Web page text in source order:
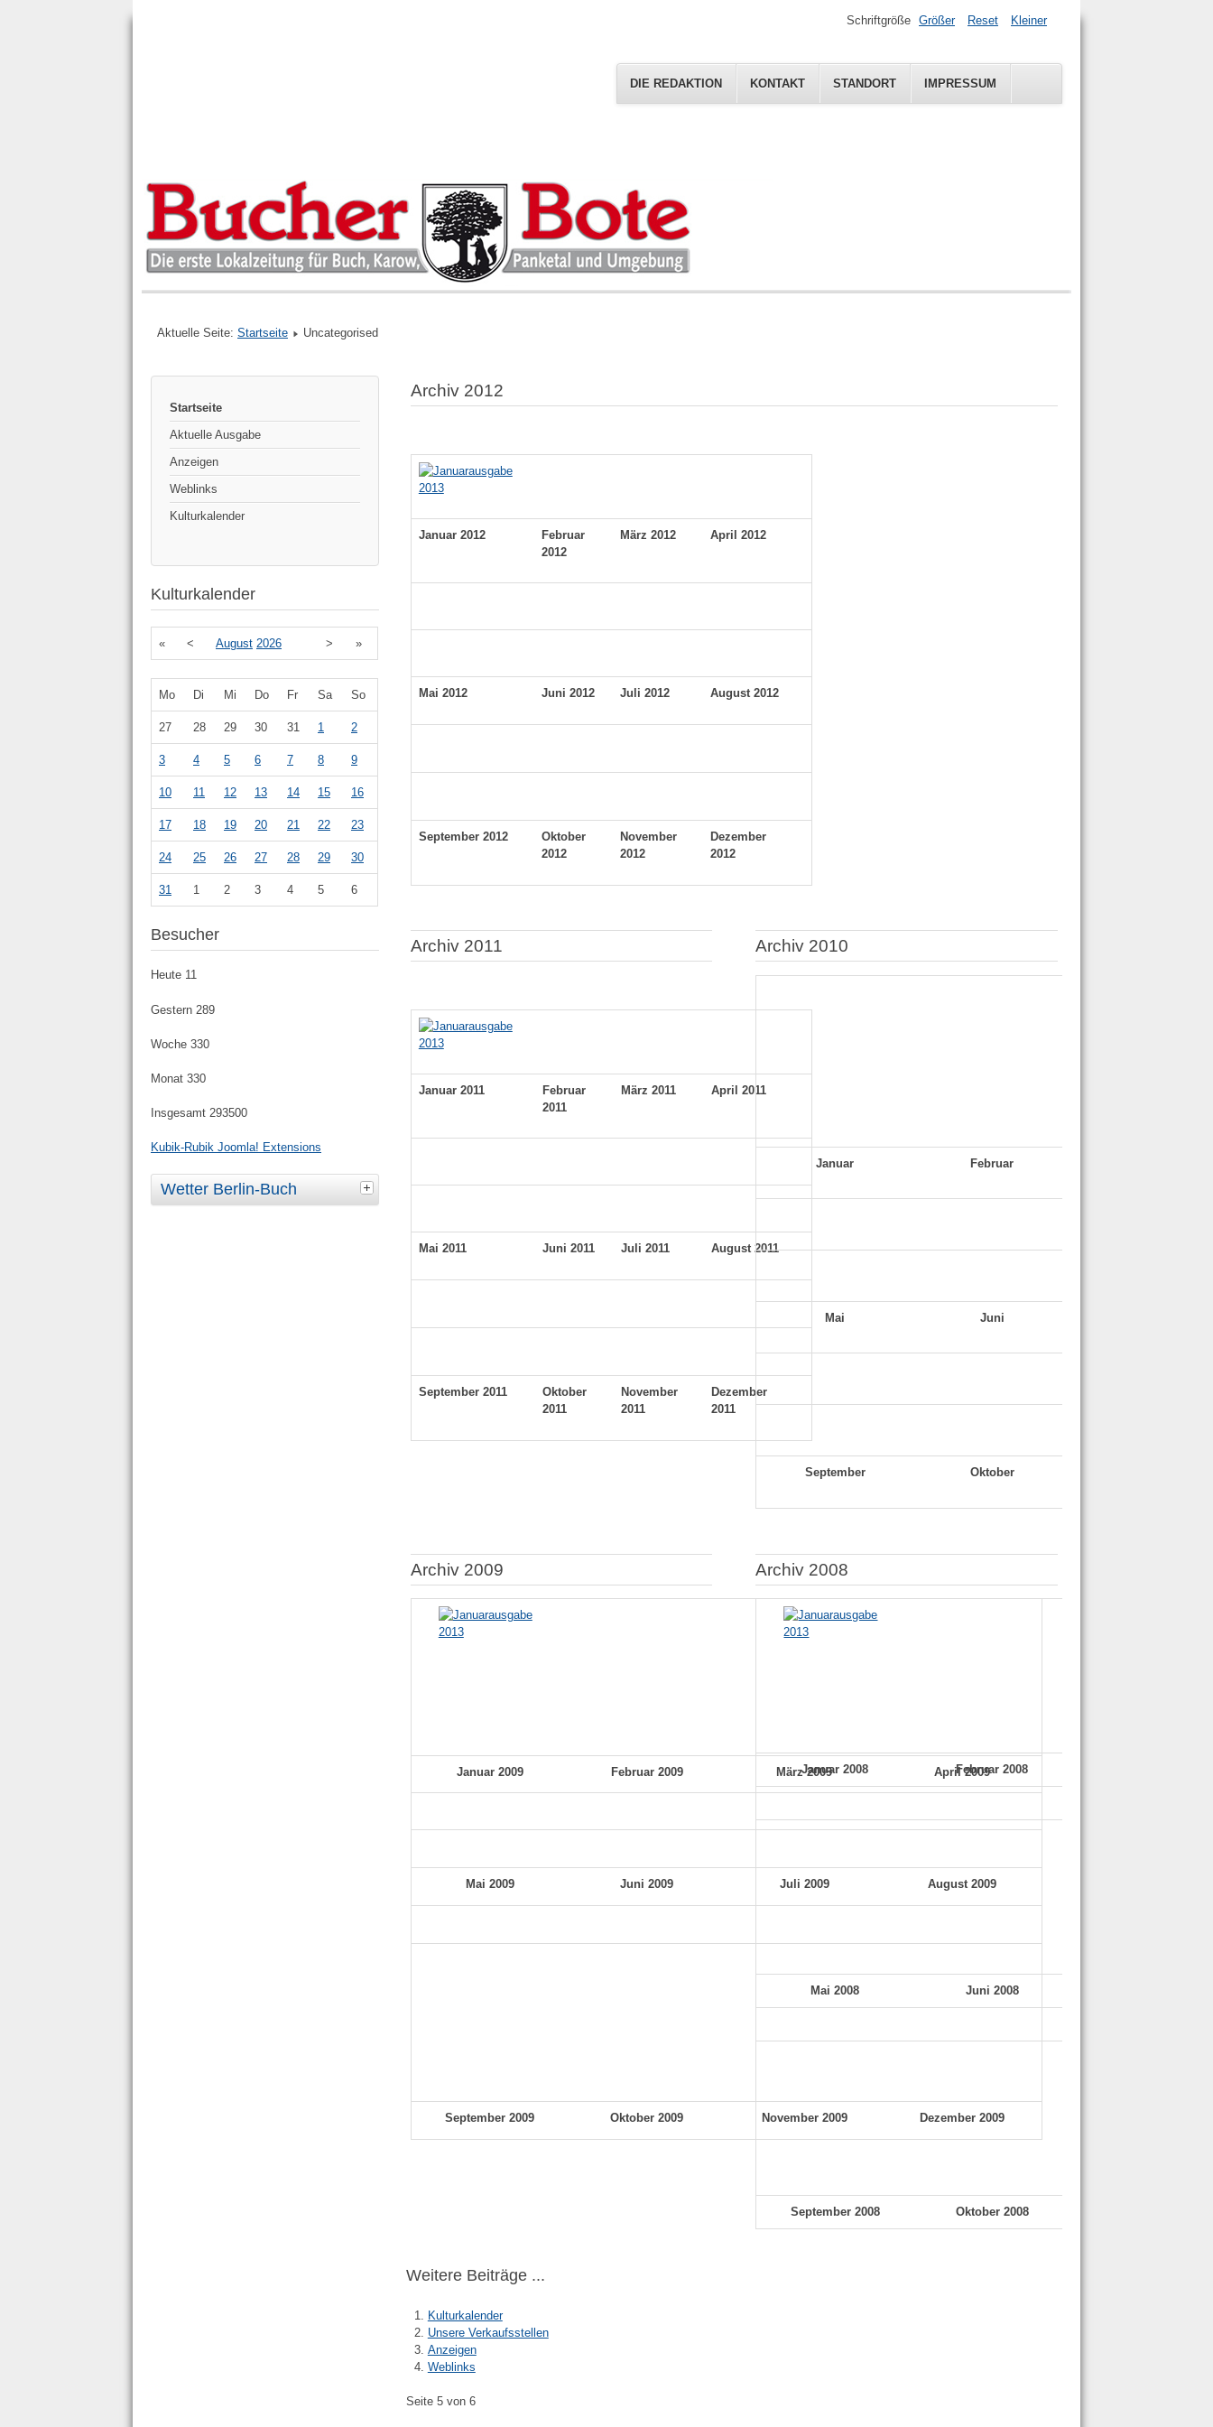
Schriftgröße Größer Reset Kleiner
DIE REDAKTION KONTAKT STANDORT IMPRESSUM
Aktuelle Seite: Startseite Uncategorised
Startseite
Aktuelle Ausgabe
Anzeigen
Weblinks
Kulturkalender
Kulturkalender
« < August 2026 > »
Mo Di Mi Do Fr Sa So
27 28 29 30 31 1 2
3 4 5 6 7 8 9
10 11 12 13 14 15 16
17 18 19 20 21 22 23
24 25 26 27 28 29 30
31 1 2 3 4 5 6
Besucher
Heute 11
Gestern 289
Woche 330
Monat 330
Insgesamt 293500
Kubik-Rubik Joomla! Extensions
Wetter Berlin-Buch
Archiv 2012
Januar 2012
Februar
2012
März 2012 April 2012
Mai 2012 Juni 2012 Juli 2012 August 2012
September 2012
Oktober
2012
November
2012
Dezember
2012
Archiv 2011
Januar 2011
Februar
2011
März 2011 April 2011
Mai 2011 Juni 2011 Juli 2011 August 2011
September 2011
Oktober
2011
November
2011
Dezember
2011
Archiv 2010
Januar Februar
Mai Juni
September Oktober
Archiv 2009
Januar 2009 Februar 2009 März 2009 April 2009
Mai 2009 Juni 2009 Juli 2009 August 2009
September 2009 Oktober 2009 November 2009 Dezember 2009
Archiv 2008
Januar 2008 Februar 2008
Mai 2008 Juni 2008
September 2008 Oktober 2008
Weitere Beiträge ...
Kulturkalender
Unsere Verkaufsstellen
Anzeigen
Weblinks
Seite 5 von 6